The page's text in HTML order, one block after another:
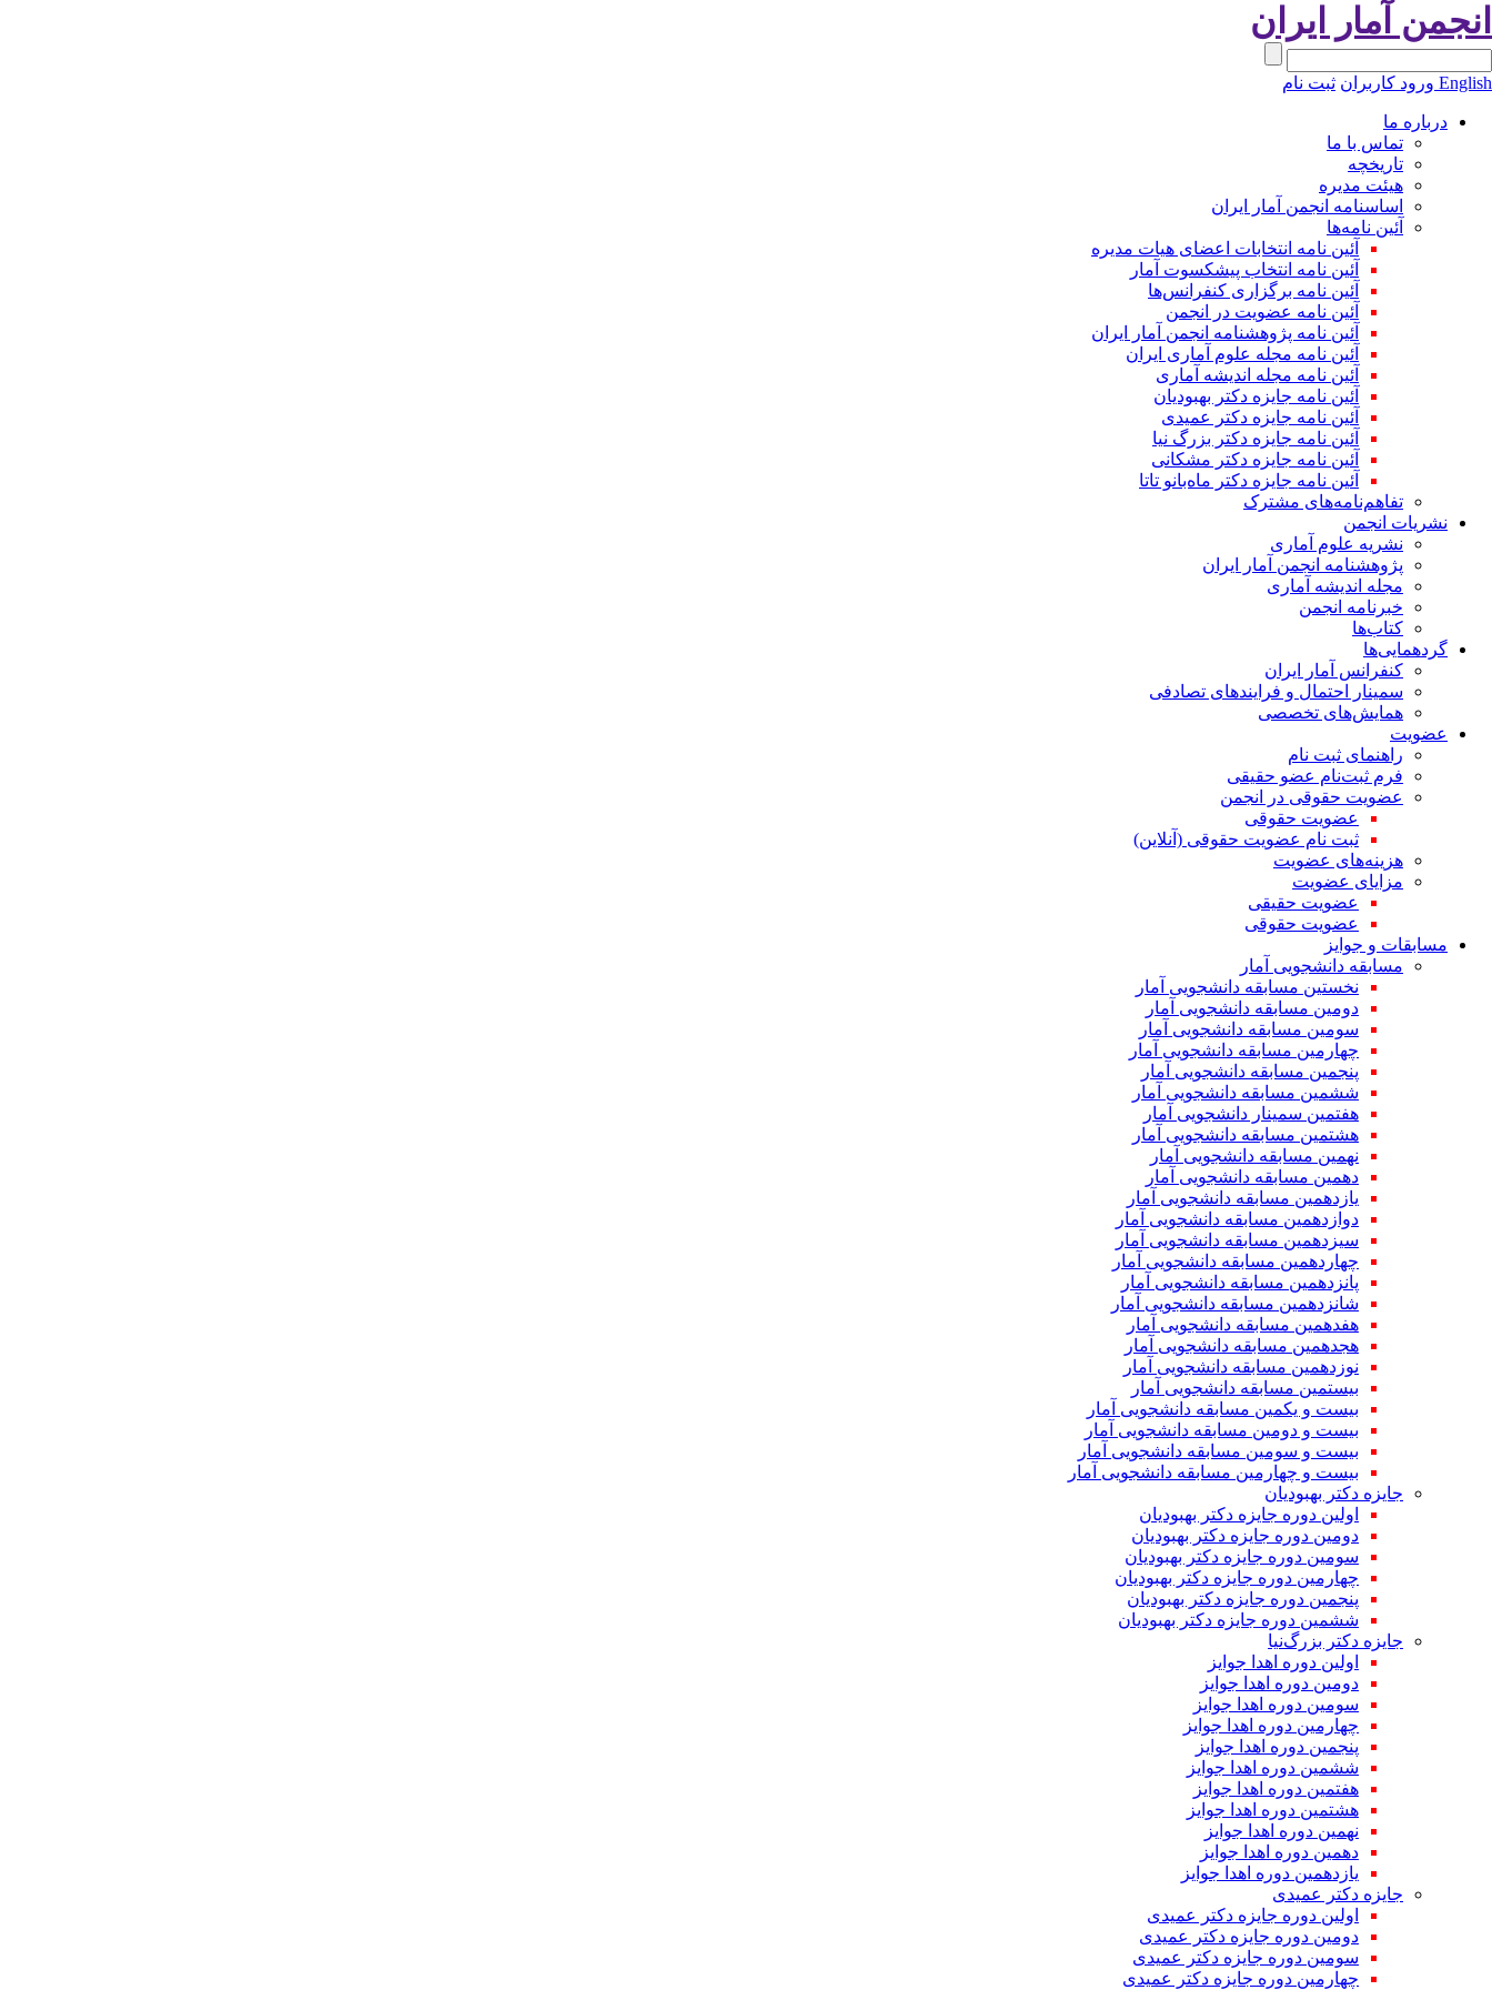
انجمن آمار ایران
English ورود کاربران ثبت نام
درباره ما
تماس با ما
تاریخچه
هیئت مدیره
اساسنامه انجمن آمار ایران
آئین نامه‌ها
آئین نامه انتخابات اعضای هیات مدیره
آئین نامه انتخاب پیشکسوت آمار
آئین نامه برگزاری کنفرانس‌ها
آئین نامه عضویت در انجمن
آئین نامه پژوهشنامه انجمن آمار ایران
آئین نامه مجله علوم آماری ایران
آئین نامه مجله اندیشه آماری
آئین‌ نامه جایزه دکتر بهبودیان
آئین نامه جایزه دکتر عمیدی
آئین نامه جایزه دکتر بزرگ نیا
آئین نامه جایزه دکتر مشکانی
آئین نامه جایزه دکتر ماه‌بانو تاتا
تفاهم‌نامه‌های مشترک
نشریات انجمن
نشریه علوم آماری
پژوهشنامه انجمن آمار ایران
مجله اندیشه آماری
خبرنامه انجمن
کتاب‌ها
گردهمایی‌ها
کنفرانس آمار ایران
سمینار احتمال و فرایندهای تصادفی
همایش‌های تخصصی
عضویت
راهنمای ثبت نام
فرم ثبت‌نام عضو حقیقی
عضویت حقوقی در انجمن
عضویت حقوقی
ثبت نام عضویت حقوقی (آنلاین)
هزینه‌های عضویت
مزایای عضویت
عضویت حقیقی
عضویت حقوقی
مسابقات و جوایز
مسابقه دانشجویی آمار
نخستین مسابقه دانشجویی آمار
دومین مسابقه دانشجویی آمار
سومین مسابقه دانشجویی آمار
چهارمین مسابقه دانشجویی آمار
پنجمین مسابقه دانشجویی آمار
ششمین مسابقه دانشجویی آمار
هفتمین سمینار دانشجویی آمار
هشتمین مسابقه دانشجویی آمار
نهمین مسابقه دانشجویی آمار
دهمین مسابقه دانشجویی آمار
یازدهمین مسابقه دانشجویی آمار
دوازدهمین مسابقه دانشجویی آمار
سیزدهمین مسابقه دانشجویی آمار
چهاردهمین مسابقه دانشجویی آمار
پانزدهمین مسابقه دانشجویی آمار
شانزدهمین مسابقه دانشجویی آمار
هفدهمین مسابقه دانشجویی آمار
هجدهمین مسابقه دانشجویی آمار
نوزدهمین مسابقه دانشجویی آمار
بیستمین مسابقه دانشجویی آمار
بیست و یکمین مسابقه دانشجویی آمار
بیست و دومین مسابقه دانشجویی آمار
بیست و سومین مسابقه دانشجویی آمار
بیست و چهارمین مسابقه دانشجویی آمار
جایزه دکتر بهبودیان
اولین دوره جایزه دکتر بهبودیان
دومین دوره جایزه دکتر بهبودیان
سومین دوره جایزه دکتر بهبودیان
چهارمین دوره جایزه دکتر بهبودیان
پنجمین دوره جایزه دکتر بهبودیان
ششمین دوره جایزه دکتر بهبودیان
جایزه دکتر بزرگ‌نیا
اولین دوره اهدا جوایز
دومین دوره اهدا جوایز
سومین دوره اهدا جوایز
چهارمین دوره اهدا جوایز
پنجمین دوره اهدا جوایز
ششمین دوره اهدا جوایز
هفتمین دوره اهدا جوایز
هشتمین دوره اهدا جوایز
نهمین دوره اهدا جوایز
دهمین دوره اهدا جوایز
یازدهمین دوره اهدا جوایز
جایزه دکتر عمیدی
اولین دوره جایزه دکتر عمیدی
دومین دوره جایزه دکتر عمیدی
سومین دوره جایزه دکتر عمیدی
چهارمین دوره جایزه دکتر عمیدی